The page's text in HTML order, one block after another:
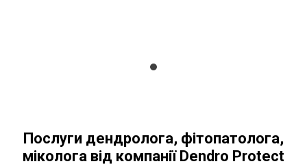
Послуги дендролога, фітопатолога,
міколога від компанії Dendro Protect